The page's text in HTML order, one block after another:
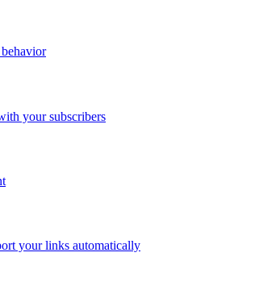
your subscribers
your links automatically